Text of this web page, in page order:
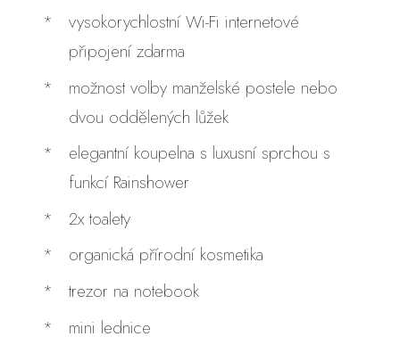
vysokorychlostní Wi-Fi internetové
připojení zdarma
možnost volby manželské postele nebo
dvou oddělených lůžek
elegantní koupelna s luxusní sprchou s
funkcí Rainshower
2x toalety
organická přírodní kosmetika
trezor na notebook
mini lednice